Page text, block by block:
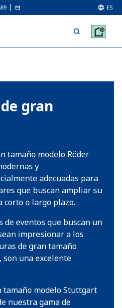
ES
gran
tamaño modelo Röder
y
adecuadas para
que buscan ampliar su
corto o largo plazo.
de eventos que buscan un
impresionar a los
de gran tamaño
son una excelente
tamaño modelo Stuttgart
nuestra gama de